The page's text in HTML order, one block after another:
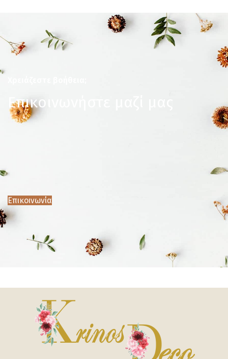
Επικοινωνήστε μαζί μας
Επικοινωνία